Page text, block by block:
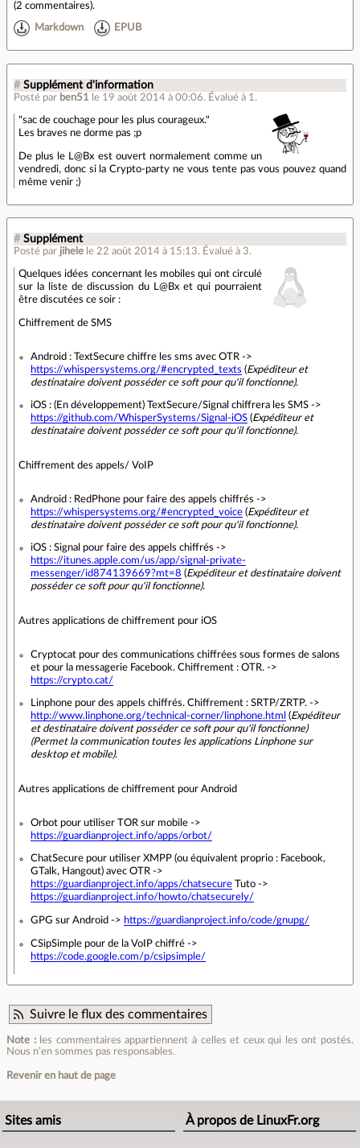
(2 commentaires).
Markdown EPUB
# Supplément d'information
Posté par ben51 le 19 août 2014 à 00:06. Évalué à 1 .
"sac de couchage pour les plus courageux."
Les braves ne dorme pas ;p
De plus le L@Bx est ouvert normalement comme un
vendredi, donc si la Crypto-party ne vous tente pas vous pouvez quand
même venir ;)
# Supplément
Posté par jihele le 22 août 2014 à 15:13. Évalué à 3.
Quelques idées concernant les mobiles qui ont circulé
sur la liste de discussion du L@Bx et qui pourraient
être discutées ce soir :
Chiffrement de SMS
Android : TextSecure chiffre les sms avec OTR ->
https://whispersystems.org/#encrypted_texts (Expéditeur et
destinataire doivent posséder ce soft pour qu'il fonctionne).
iOS : (En développement) TextSecure/Signal chiffrera les SMS ->
https://github.com/WhisperSystems/Signal-iOS (Expéditeur et
destinataire doivent posséder ce soft pour qu'il fonctionne).
Chiffrement des appels/ VoIP
Android : RedPhone pour faire des appels chiffrés ->
https://whispersystems.org/#encrypted_voice (Expéditeur et
destinataire doivent posséder ce soft pour qu'il fonctionne).
iOS : Signal pour faire des appels chiffrés ->
https://itunes.apple.com/us/app/signal-private-
messenger/id874139669?mt=8 (Expéditeur et destinataire doivent
posséder ce soft pour qu'il fonctionne).
Autres applications de chiffrement pour iOS
Cryptocat pour des communications chiffrées sous formes de salons
et pour la messagerie Facebook. Chiffrement : OTR. ->
https://crypto.cat/
Linphone pour des appels chiffrés. Chiffrement : SRTP/ZRTP. ->
http://www.linphone.org/technical-corner/linphone.html (Expéditeur
et destinataire doivent posséder ce soft pour qu'il fonctionne)
(Permet la communication toutes les applications Linphone sur
desktop et mobile).
Autres applications de chiffrement pour Android
Orbot pour utiliser TOR sur mobile ->
https://guardianproject.info/apps/orbot/
ChatSecure pour utiliser XMPP (ou équivalent proprio : Facebook,
GTalk, Hangout) avec OTR ->
https://guardianproject.info/apps/chatsecure Tuto ->
https://guardianproject.info/howto/chatsecurely/
GPG sur Android -> https://guardianproject.info/code/gnupg/
CSipSimple pour de la VoIP chiffré ->
https://code.google.com/p/csipsimple/
Suivre le flux des commentaires
Note :les commentaires appartiennent à celles et ceux qui les ont postés.
Nous n’en sommes pas responsables.
Revenir en haut de page
Sites amis À propos de LinuxFr.org